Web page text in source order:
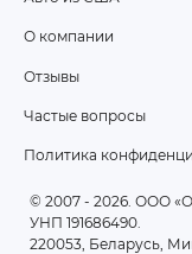
О компании
Отзывы
Частые вопросы
Политика
© 2007 - 2026 . ООО
УНП 191686490.
220053, Беларусь,